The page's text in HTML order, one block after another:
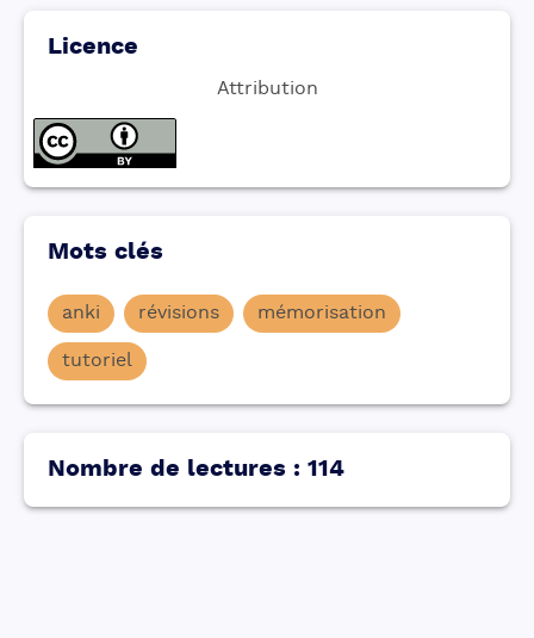
Licence
Attribution
Mots clés
anki révisions mémorisation
tutoriel
Nombre de lectures : 114